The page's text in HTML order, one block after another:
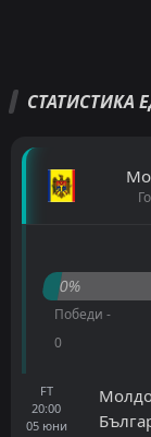
СТАТИСТИКА
0%
Победи -
0
FT
20:00
05 юни